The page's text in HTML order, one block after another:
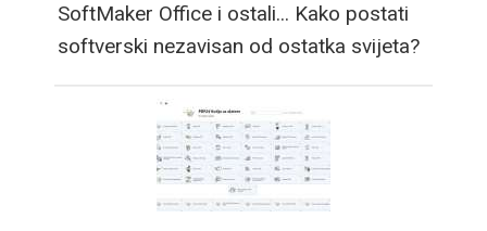
SoftMaker Office i ostali... Kako postati
softverski nezavisan od ostatka svijeta?